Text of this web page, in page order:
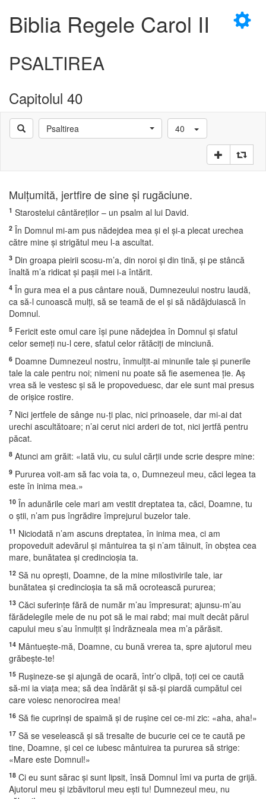
×
Biblia Regele Carol II
PSALTIREA
Capitolul 40
Psaltirea 40
Mulţumită, jertfire de sine şi rugăciune.
1 Starostelui cântăreţilor – un psalm al lui David.
2 În Domnul mi-am pus nădejdea mea şi el şi-a plecat urechea
către mine şi strigătul meu l-a ascultat.
3 Din groapa pieirii scosu-m’a, din noroi şi din tină, şi pe stâncă
înaltă m’a ridicat şi paşii mei i-a întărit.
4 În gura mea el a pus cântare nouă, Dumnezeului nostru laudă,
ca să-l cunoască mulţi, să se teamă de el şi să nădăjduiască în
Domnul.
5 Fericit este omul care îşi pune nădejdea în Domnul şi sfatul
celor semeţi nu-l cere, sfatul celor rătăciţi de minciună.
6 Doamne Dumnezeul nostru, înmulţit-ai minunile tale şi punerile
tale la cale pentru noi; nimeni nu poate să fie asemenea ţie. Aş
vrea să le vestesc şi să le propoveduesc, dar ele sunt mai presus
de orişice rostire.
7 Nici jertfele de sânge nu-ţi plac, nici prinoasele, dar mi-ai dat
urechi ascultătoare; n’ai cerut nici arderi de tot, nici jertfă pentru
păcat.
8 Atunci am grăit: «Iată viu, cu sulul cărţii unde scrie despre mine:
9 Pururea voit-am să fac voia ta, o, Dumnezeul meu, căci legea ta
este în inima mea.»
10 În adunările cele mari am vestit dreptatea ta, căci, Doamne, tu
o ştii, n’am pus îngrădire împrejurul buzelor tale.
11 Niciodată n’am ascuns dreptatea, în inima mea, ci am
propoveduit adevărul şi mântuirea ta şi n’am tăinuit, în obştea cea
mare, bunătatea şi credincioşia ta.
12 Să nu opreşti, Doamne, de la mine milostivirile tale, iar
bunătatea şi credincioşia ta să mă ocrotească pururea;
13 Căci suferinţe fără de număr m’au împresurat; ajunsu-m’au
fărădelegile mele de nu pot să le mai rabd; mai mult decât părul
capului meu s’au înmulţit şi îndrăzneala mea m’a părăsit.
14 Mântueşte-mă, Doamne, cu bună vrerea ta, spre ajutorul meu
grăbeşte-te!
15 Ruşineze-se şi ajungă de ocară, într’o clipă, toţi cei ce caută
să-mi ia viaţa mea; să dea îndărăt şi să-şi piardă cumpătul cei
care voiesc nenorocirea mea!
16 Să fie cuprinşi de spaimă şi de ruşine cei ce-mi zic: «aha, aha!»
17 Să se veselească şi să tresalte de bucurie cei ce te caută pe
tine, Doamne, şi cei ce iubesc mântuirea ta pururea să strige:
«Mare este Domnul!»
18 Ci eu sunt sărac şi sunt lipsit, însă Domnul îmi va purta de grijă.
Ajutorul meu şi izbăvitorul meu eşti tu! Dumnezeul meu, nu